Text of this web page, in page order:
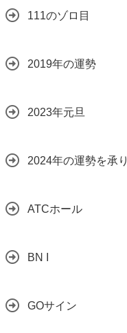
111のゾロ目
2019年の運勢
2023年元旦
2024年の運勢を承り
ATCホール
BN I
GOサイン